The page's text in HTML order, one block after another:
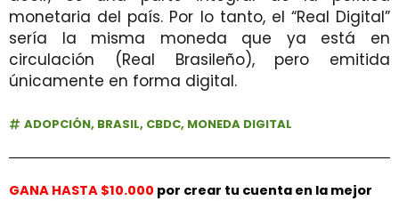
monetaria del país. Por lo tanto, el “Real Digital”
sería la misma moneda que ya está en
circulación (Real Brasileño), pero emitida
únicamente en forma digital.
ADOPCIÓN, BRASIL, CBDC, MONEDA DIGITAL
GANA HASTA $10.000 por crear tu cuenta en la mejor